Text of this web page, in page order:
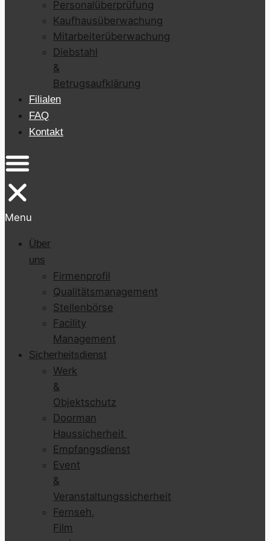
Personalüberprüfung
Kaufhausüberwachung
Mitarbeiterüberwachung
Diebstahl
&
Betrugsaufklärung
Filialen
FAQ
Kontakt
Menu
Über
uns
Firmenprofil
Qualitätsmanagement
Stellenbörse
Facility
Management
Sicherheitsdienst
Werk
&
Objektschutz
Doorman
Haussicherheit
Empfangsdienst
Event
&
Veranstaltungssicherheit
Fernseh,
Film